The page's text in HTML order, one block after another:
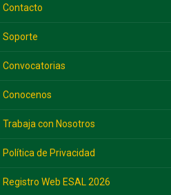
Contacto
Soporte
Convocatorias
Conocenos
Trabaja con Nosotros
Política de Privacidad
Registro Web ESAL 2026